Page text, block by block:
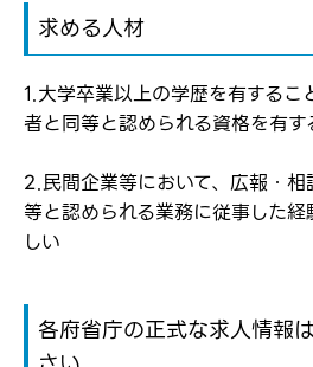
求める人材
1.大学卒業以上の学歴を有するこ
者と同等と認められる資格を有す
2.民間企業等において、広報・
等と認められる業務に従事した
しい
各府省庁の正式な求人情報